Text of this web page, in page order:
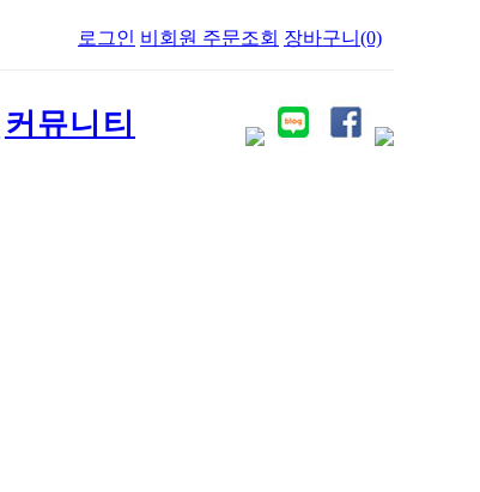
로그인 비회원 주문조회 장바구니(0)
커뮤니티